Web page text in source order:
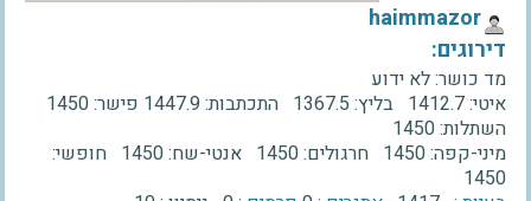
‫haimmazor‬
דירוגים:
מד כושר:לא ידוע
איטי:1412.7 בליץ: 1367.5 התכתבות:1447.9 פישר:1450
השתלות:1450
מיני-קפה:1450 חרגולים:1450 אנטי-שח:1450 חופשי:
1450